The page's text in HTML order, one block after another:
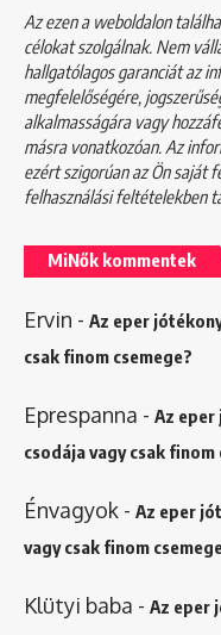
Az ezen a weboldalon
célokat szolgálnak. Nem
hallgatólagos garanciát az
megfelelőségére,
alkalmasságára vagy
másra vonatkozóan. Az
ezért szigorúan az Ön saját
felhasználási feltételekben
MiNők kommentek
Ervin - Az eper
csak finom csemege?
Eprespanna - Az eper
csodája vagy csak finom
Énvagyok - Az eper
vagy csak finom
Klütyi baba - Az eper